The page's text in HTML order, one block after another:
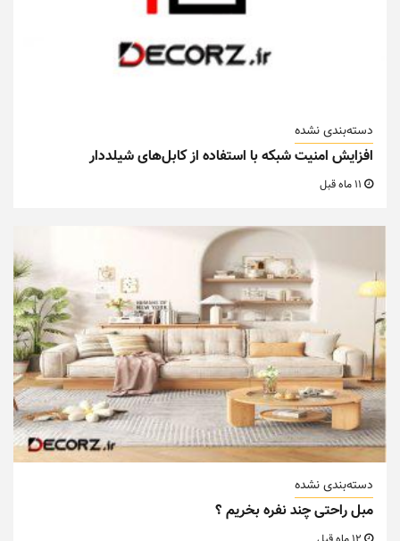
دسته‌بندی نشده
افزایش امنیت شبکه با استفاده از کابل‌های شیلددار
دسته‌بندی نشده
مبل راحتی چند نفره بخریم ؟